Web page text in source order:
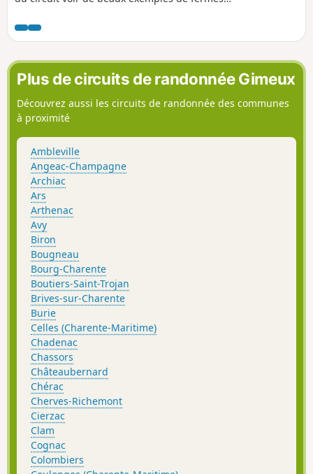
d'anciens moulins. La randonnée traverse l'Île
de Breuil après un passage à gué. Des
fontaines émaillent également le parcours ou
lui sont proches dont la Fontaine de Zade.
Plus de circuits de randonnée Gimeux
Découvrez aussi les circuits de randonnée des communes
à proximité
Ambleville
Angeac-Champagne
Archiac
Ars
Arthenac
Avy
Biron
Bougneau
Bourg-Charente
Boutiers-Saint-Trojan
Brives-sur-Charente
Burie
Celles (Charente-Maritime)
Chadenac
Chassors
Châteaubernard
Chérac
Cherves-Richemont
Cierzac
Clam
Cognac
Colombiers